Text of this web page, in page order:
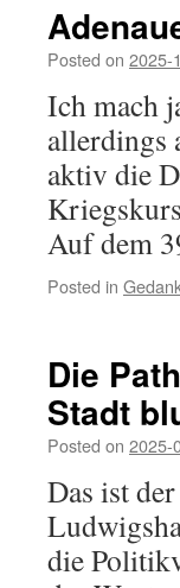
Posted on 2025-
Ich mach
allerdings
aktiv die
Auf dem
Posted in
Die
Stadt
Posted on 2025-
Das ist
die